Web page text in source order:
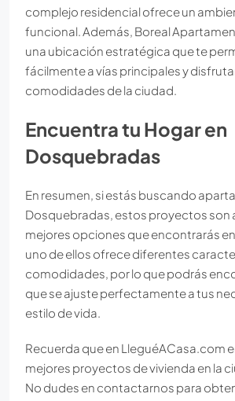
complejo residencial ofrece un
funcional. Además, Boreal
una ubicación estratégica que te
fácilmente a vías principales y
comodidades de la ciudad.
Encuentra tu Hogar en
Dosquebradas
En resumen, si estás buscando
Dosquebradas, estos proyectos son
mejores opciones que encontrarás
uno de ellos ofrece diferentes
comodidades, por lo que podrás
que se ajuste perfectamente a tus
estilo de vida.
Recuerda que en LleguéACasa.com
mejores proyectos de vivienda en la
No dudes en contactarnos para